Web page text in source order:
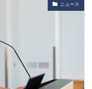
ニュース